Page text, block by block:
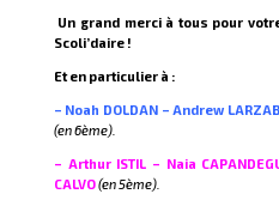
Un grand merci à tous pour
Scoli’daire !
Et en particulier à :
– Noah DOLDAN – Andrew
(en 6ème).
– Arthur ISTIL – Naia
CALVO(en 5ème).